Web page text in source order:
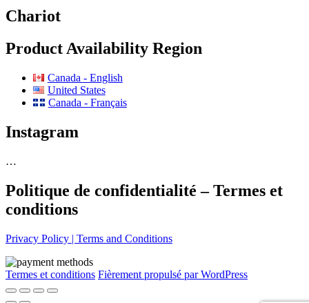
Chariot
Product Availability Region
Canada - English
United States
Canada - Français
Instagram
…
Politique de confidentialité – Termes et
conditions
Privacy Policy | Terms and Conditions
Termes et conditions Fièrement propulsé par WordPress